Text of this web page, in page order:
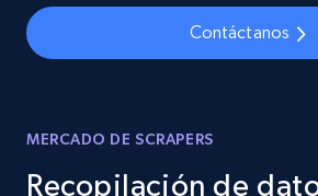
Contáctanos
MERCADO DE SCRAPERS
Recopilación de